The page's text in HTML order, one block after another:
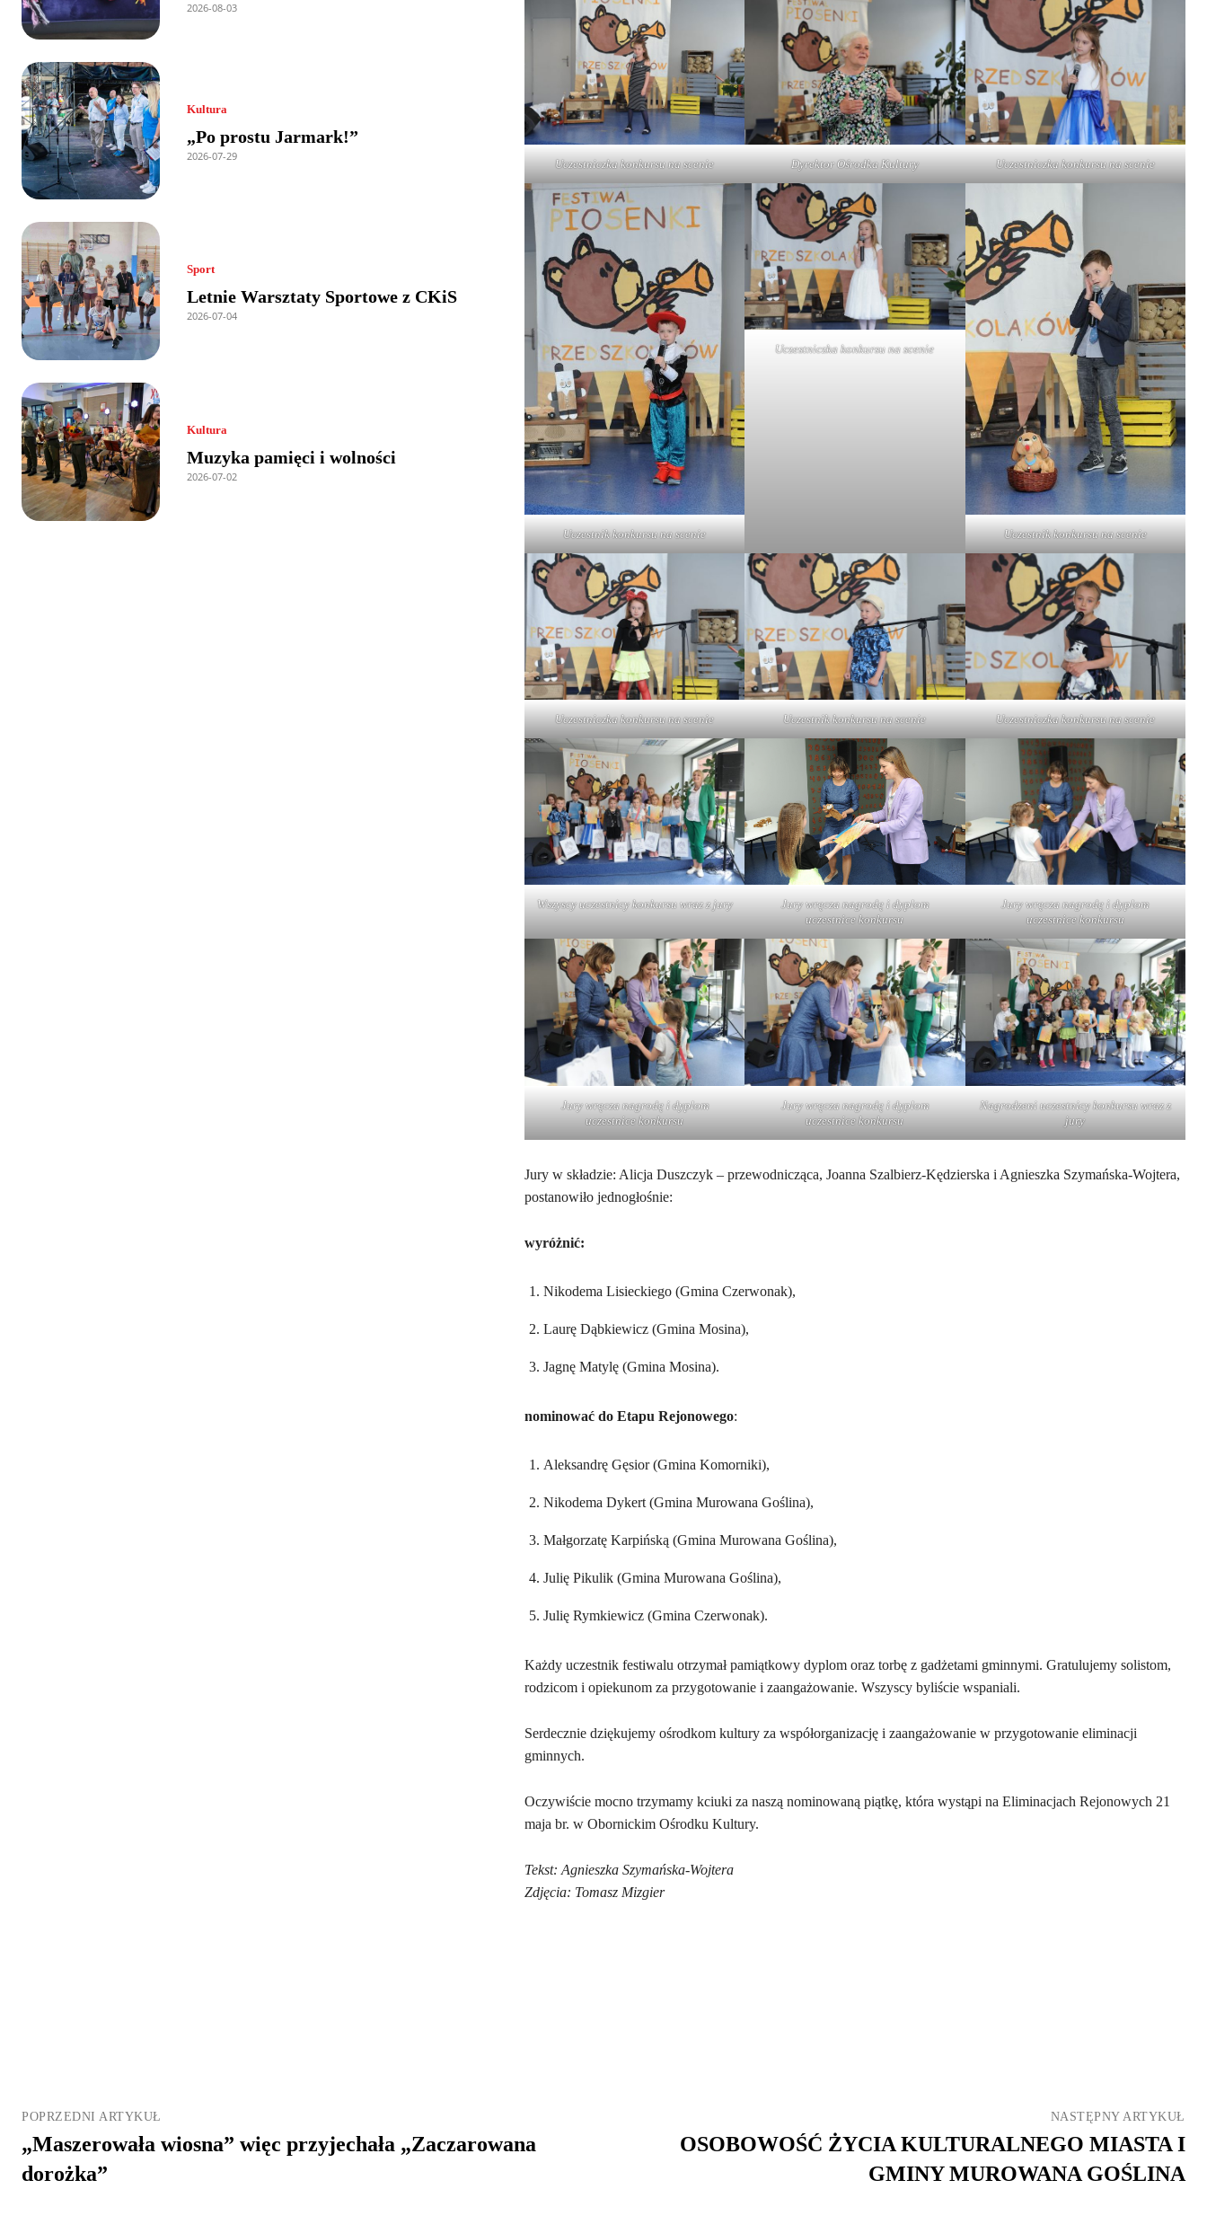
2026-08-03
Kultura
„Po prostu Jarmark!”
2026-07-29
Sport
Letnie Warsztaty Sportowe z CKiS
2026-07-04
Kultura
Muzyka pamięci i wolności
2026-07-02
Uczestniczka konkursu na scenie Dyrektor Ośrodka Kultury Uczestniczka konkursu na scenie
Uczestnik konkursu na scenie
Uczestniczka konkursu na scenie
Uczestnik konkursu na scenie
Uczestniczka konkursu na scenie Uczestnik konkursu na scenie Uczestniczka konkursu na scenie
Wszyscy uczestnicy konkursu wraz z jury
Jury wręcza nagrodę i dyplom
uczestnice konkursu
Jury wręcza nagrodę i dyplom
uczestnice konkursu
Jury wręcza nagrodę i dyplom
uczestnice konkursu
Jury wręcza nagrodę i dyplom
uczestnice konkursu
Nagrodzeni uczestnicy konkursu wraz z
jury
Jury w składzie: Alicja Duszczyk – przewodnicząca, Joanna Szalbierz-Kędzierska i Agnieszka Szymańska-Wojtera,
postanowiło jednogłośnie:
wyróżnić:
Nikodema Lisieckiego (Gmina Czerwonak),
Laurę Dąbkiewicz (Gmina Mosina),
Jagnę Matylę (Gmina Mosina).
nominować do Etapu Rejonowego:
Aleksandrę Gęsior (Gmina Komorniki),
Nikodema Dykert (Gmina Murowana Goślina),
Małgorzatę Karpińską (Gmina Murowana Goślina),
Julię Pikulik (Gmina Murowana Goślina),
Julię Rymkiewicz (Gmina Czerwonak).
Każdy uczestnik festiwalu otrzymał pamiątkowy dyplom oraz torbę z gadżetami gminnymi. Gratulujemy solistom,
rodzicom i opiekunom za przygotowanie i zaangażowanie. Wszyscy byliście wspaniali.
Serdecznie dziękujemy ośrodkom kultury za współorganizację i zaangażowanie w przygotowanie eliminacji
gminnych.
Oczywiście mocno trzymamy kciuki za naszą nominowaną piątkę, która wystąpi na Eliminacjach Rejonowych 21
maja br. w Obornickim Ośrodku Kultury.
Tekst: Agnieszka Szymańska-Wojtera
Zdjęcia: Tomasz Mizgier
POPRZEDNI ARTYKUŁ
„Maszerowała wiosna” więc przyjechała „Zaczarowana
dorożka”
NASTĘPNY ARTYKUŁ
OSOBOWOŚĆ ŻYCIA KULTURALNEGO MIASTA I
GMINY MUROWANA GOŚLINA